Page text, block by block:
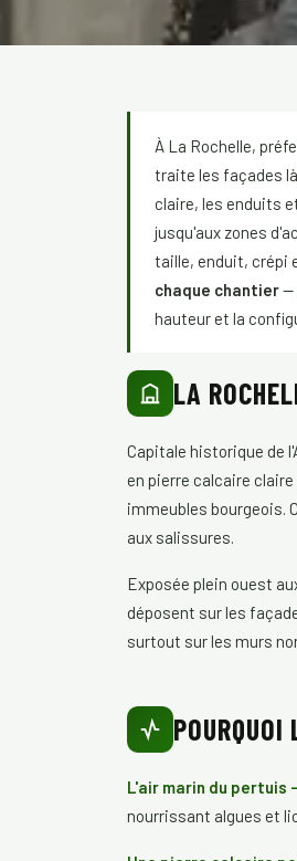
À La Rochelle,
traite les façades
claire, les enduits
jusqu'aux zones
taille, enduit, crépi
chaque chantier—
hauteur et la
LA
Capitale historique de
en pierre calcaire
immeubles bourgeois.
aux salissures.
Exposée plein ouest
déposent sur les
surtout sur les murs
L'air marin du pertuis
nourrissant algues et